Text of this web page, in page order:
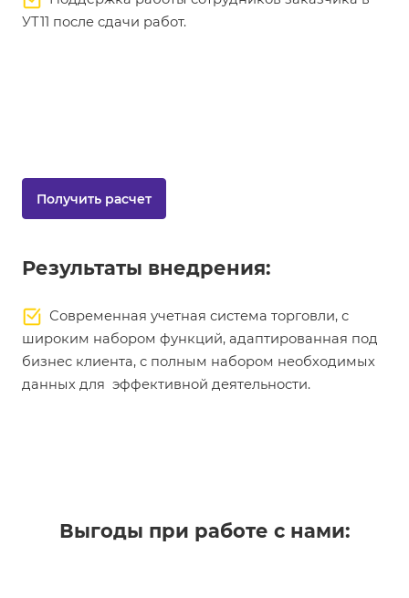
УТ11 после сдачи работ.
Получить расчет
Результаты внедрения:
Современная учетная система торговли, с
широким набором функций, адаптированная под
бизнес клиента, с полным набором необходимых
данных для эффективной деятельности.
Выгоды при работе с нами: